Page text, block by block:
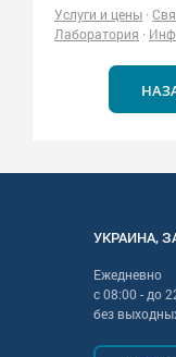
Услуги и цены ·
Лаборатория ·
УКРАИНА,
Ежедневно
с08:00 - до
без